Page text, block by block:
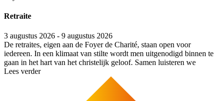
Retraite
3 augustus 2026 - 9 augustus 2026
De retraites, eigen aan de Foyer de Charité, staan open voor
iedereen. In een klimaat van stilte wordt men uitgenodigd binnen te
gaan in het hart van het christelijk geloof. Samen luisteren we
Lees verder